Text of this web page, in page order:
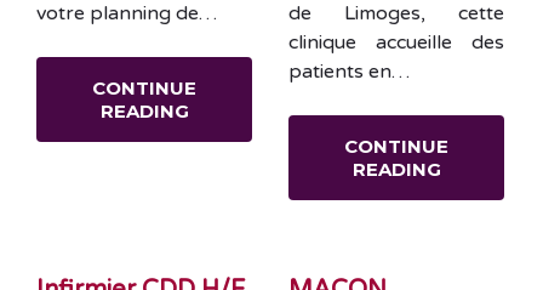
votre planning de…
CONTINUE
READING
de Limoges, cette
clinique accueille des
patients en…
CONTINUE
READING